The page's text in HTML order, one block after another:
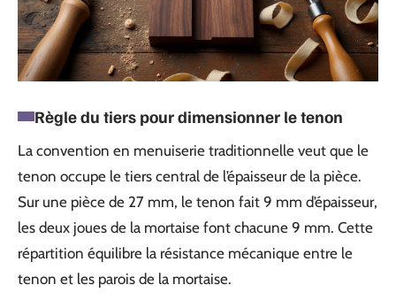
Règle du tiers pour dimensionner le tenon
La convention en menuiserie traditionnelle veut que le
tenon occupe le tiers central de l’épaisseur de la pièce.
Sur une pièce de 27 mm, le tenon fait 9 mm d’épaisseur,
les deux joues de la mortaise font chacune 9 mm. Cette
répartition équilibre la résistance mécanique entre le
tenon et les parois de la mortaise.